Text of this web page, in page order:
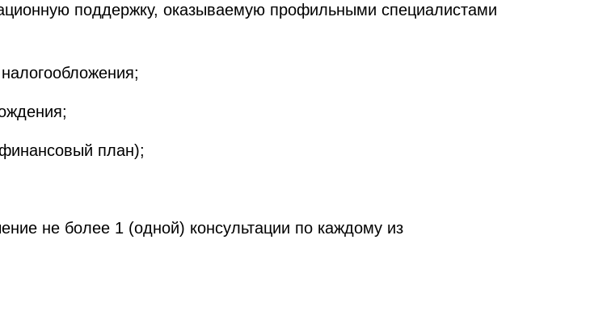
поддержку, оказываемую профильными специалистами
план);
не более 1 (одной) консультации по каждому из